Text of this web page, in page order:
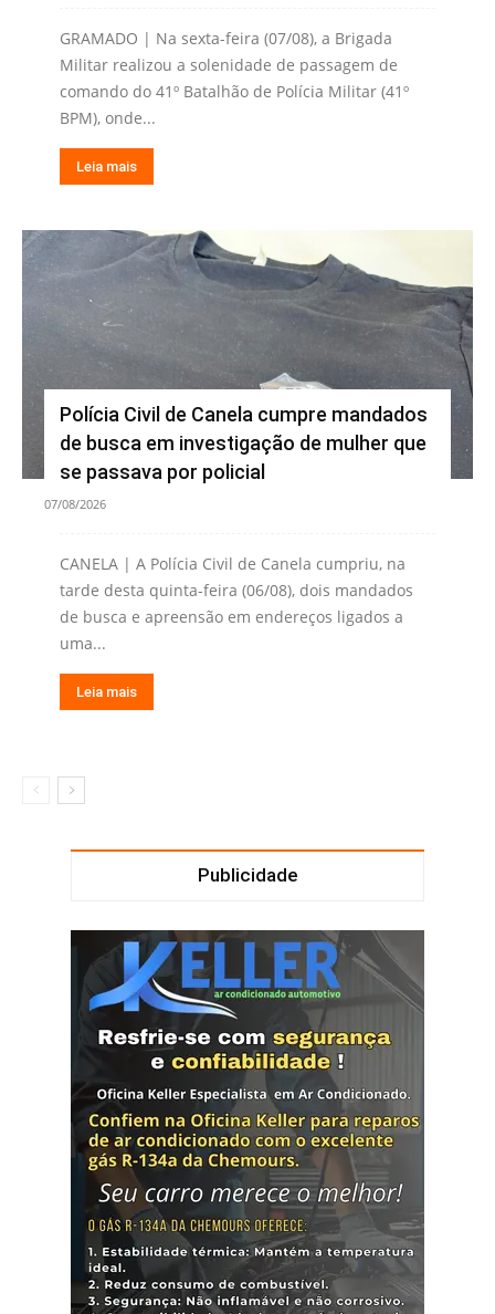
GRAMADO | Na sexta-feira (07/08), a Brigada
Militar realizou a solenidade de passagem de
comando do 41º Batalhão de Polícia Militar (41º
BPM), onde...
Leia mais
Polícia Civil de Canela cumpre mandados
de busca em investigação de mulher que
se passava por policial
07/08/2026
CANELA | A Polícia Civil de Canela cumpriu, na
tarde desta quinta-feira (06/08), dois mandados
de busca e apreensão em endereços ligados a
uma...
Leia mais
Publicidade